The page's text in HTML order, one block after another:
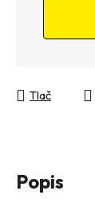
Tlač
Popis